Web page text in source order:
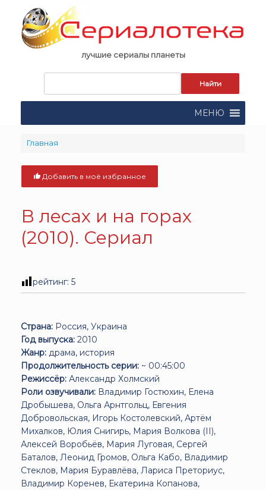
content
лучшие сериалы планеты
поиска:
МЕНЮ
Главная
Добавить в моё избранное
В лесах и на горах
(2010). Сериал
рейтинг: 5
Страна: Россия, Украина
Год выпуска: 2010
Жанр: драма, история
Продолжительность серии: ~ 00:45:00
Режиссёр: Александр Холмский
Роли озвучивали: Владимир Гостюхин, Елена
Дробышева, Ольга Арнтгольц, Евгения
Добровольская, Игорь Костолевский, Артём
Михалков, Юлия Снигирь, Мария Волкова (II),
Алексей Воробьёв, Мария Луговая, Сергей
Баталов, Леонид Громов, Ольга Кабо, Владимир
Стеклов, Мария Буравлёва, Лариса Преториус,
Владимир Коренев, Екатерина Копанова,